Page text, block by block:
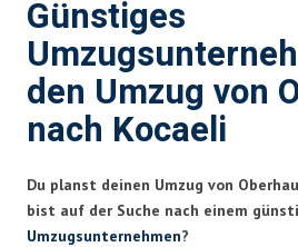
Günstiges
den Umzug von
nach Kocaeli
Du planst deinen Umzug von
bist auf der Suche nach einem
Umzugsunternehmen?